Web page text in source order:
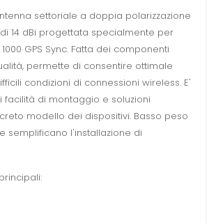
settoriale a doppia polarizzazione
14 dBi progettata specialmente per
GPS Sync. Fatta dei componenti
permette di consentire ottimale
condizioni di connessioni wireless. E'
facilità di montaggio e soluzioni
modello dei dispositivi. Basso peso
semplificano l'installazione di